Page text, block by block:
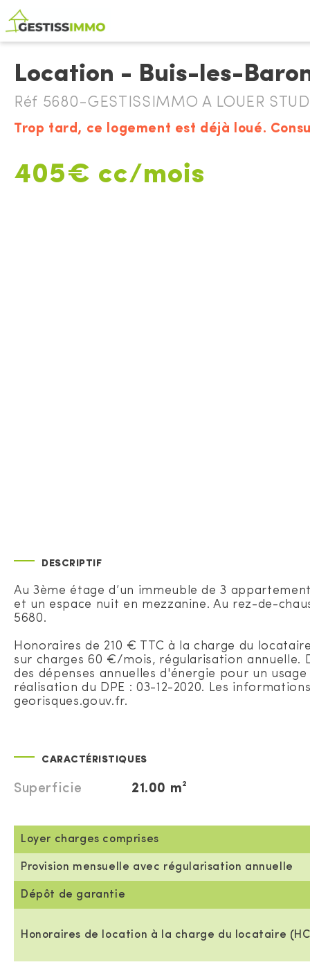
Location - Buis-les-
Réf 5680-GESTISSIMMO A LOUER
Trop tard, ce logement est déjà loué.
405€ cc/mois
DESCRIPTIF
Au 3ème étage d’un immeuble de 3
et un espace nuit en mezzanine. Au rez-de-
5680.
Honoraires de 210 € TTC à la charge du
sur charges 60 €/mois, régularisation annuelle.
des dépenses annuelles d'énergie pour un
réalisation du DPE : 03-12-2020. Les
georisques.gouv.fr.
CARACTÉRISTIQUES
Superficie 21.00 m²
Loyer charges comprises
Provision mensuelle avec régularisation annuelle
Dépôt de garantie
Honoraires de location à la charge du locataire